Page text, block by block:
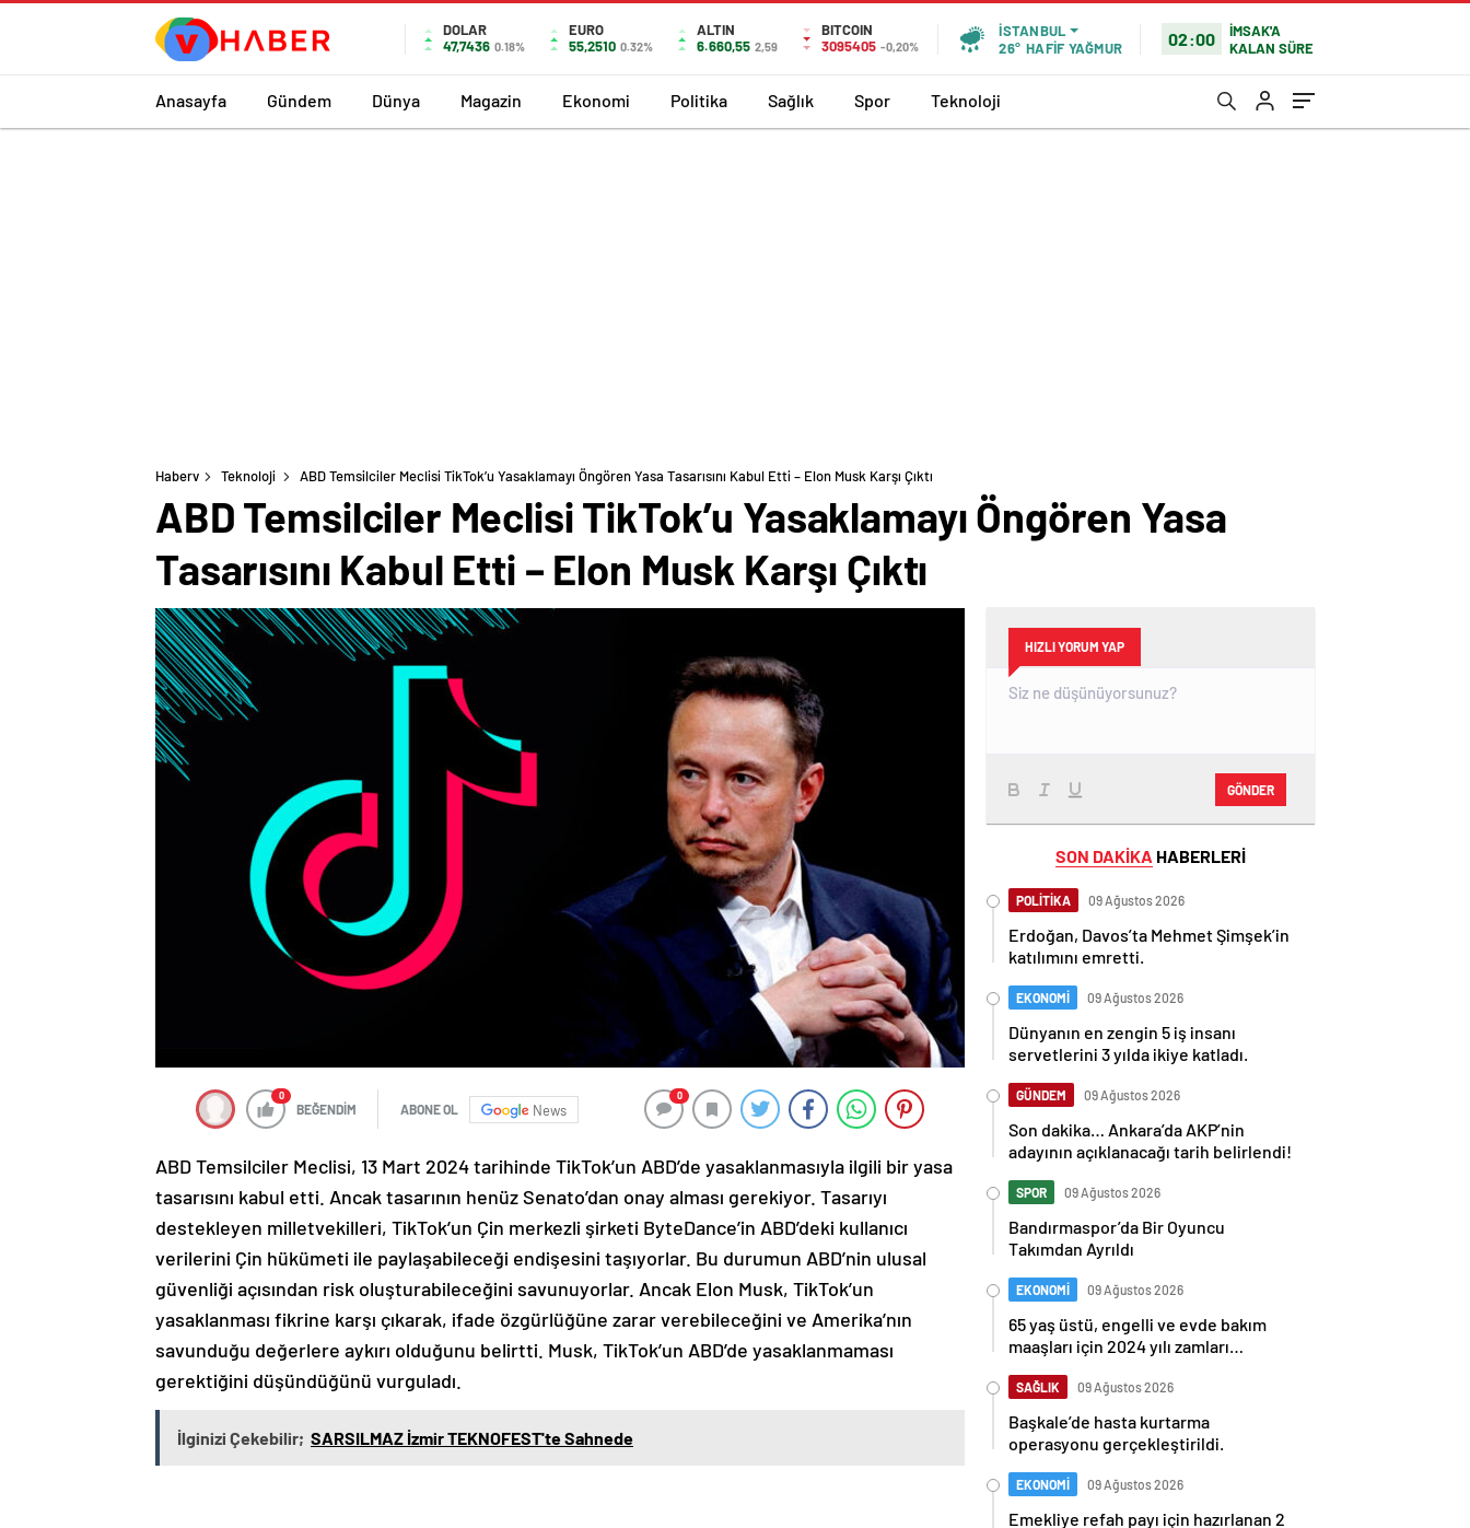
DOLAR
47,7436 0.18%
EURO
55,2510 0.32%
ALTIN
6.660,55 2,59
BITCOIN
3095405 -0,20%
İSTANBUL
26° HAFİF YAĞMUR 02:00
İMSAK'A
KALAN SÜRE
Anasayfa Gündem Dünya Magazin Ekonomi Politika Sağlık Spor Teknoloji
Haberv Teknoloji ABD Temsilciler Meclisi TikTok’u Yasaklamayı Öngören Yasa Tasarısını Kabul Etti – Elon Musk Karşı Çıktı
ABD Temsilciler Meclisi TikTok’u Yasaklamayı Öngören Yasa
Tasarısını Kabul Etti – Elon Musk Karşı Çıktı
0
BEĞENDİM ABONE OL News
0
ABD Temsilciler Meclisi, 13 Mart 2024 tarihinde TikTok’un ABD’de yasaklanmasıyla ilgili bir yasa
tasarısını kabul etti. Ancak tasarının henüz Senato’dan onay alması gerekiyor. Tasarıyı
destekleyen milletvekilleri, TikTok’un Çin merkezli şirketi ByteDance’in ABD’deki kullanıcı
verilerini Çin hükümeti ile paylaşabileceği endişesini taşıyorlar. Bu durumun ABD’nin ulusal
güvenliği açısından risk oluşturabileceğini savunuyorlar. Ancak Elon Musk, TikTok’un
yasaklanması fikrine karşı çıkarak, ifade özgürlüğüne zarar verebileceğini ve Amerika’nın
savunduğu değerlere aykırı olduğunu belirtti. Musk, TikTok’un ABD’de yasaklanmaması
gerektiğini düşündüğünü vurguladı.
İlginizi Çekebilir; SARSILMAZ İzmir TEKNOFEST'te Sahnede
HIZLI YORUM YAP
GÖNDER
SON DAKİKA HABERLERİ
POLİTİKA 09 Ağustos 2026
Erdoğan, Davos’ta Mehmet Şimşek’in
katılımını emretti.
EKONOMİ 09 Ağustos 2026
Dünyanın en zengin 5 iş insanı
servetlerini 3 yılda ikiye katladı.
GÜNDEM 09 Ağustos 2026
Son dakika… Ankara’da AKP’nin
adayının açıklanacağı tarih belirlendi!
SPOR 09 Ağustos 2026
Bandırmaspor’da Bir Oyuncu
Takımdan Ayrıldı
EKONOMİ 09 Ağustos 2026
65 yaş üstü, engelli ve evde bakım
maaşları için 2024 yılı zamları
SAĞLIK 09 Ağustos 2026
Başkale’de hasta kurtarma
operasyonu gerçekleştirildi.
EKONOMİ 09 Ağustos 2026
Emekliye refah payı için hazırlanan 2